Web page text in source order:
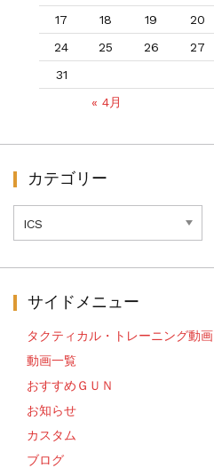
« 4月
17
18 19 20
24
25 26 27
31
カテゴリー
テ
ゴ
サイドメニュー
タクティカル・トレーニング動画
動画一覧
おすすめＧＵＮ
お知らせ
カスタム
ブログ